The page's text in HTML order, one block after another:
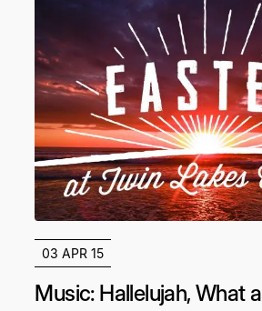
03 APR 15
Music: Hallelujah, What